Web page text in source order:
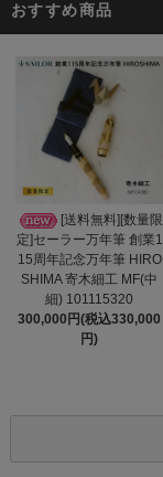
おすすめ商品
[送料無料][数量限
定]セーラー万年筆 創業1
15周年記念万年筆 HIRO
SHIMA 寄木細工 MF(中
細) 101115320
300,000円(税込330,000
円)